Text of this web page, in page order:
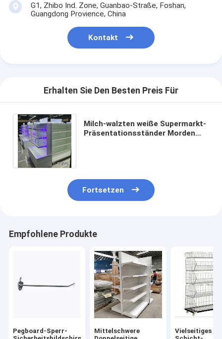
G1, Zhibo Ind. Zone, Guanbao-Straße, Foshan,
Guangdong Provience, China
Kontakt
Erhalten Sie Den Besten Preis Für
Milch-walzten weiße Supermarkt-
Präsentationsständer Morden
Fortsetzen
Empfohlene Produkte
Pegboard-Sperr-
Mittelschwere
Vielseitiges 5-